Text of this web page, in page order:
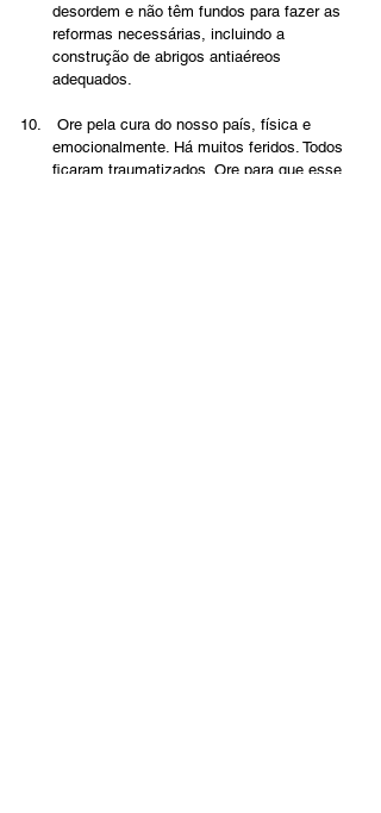
desordem e não têm fundos para fazer as
reformas necessárias, incluindo a
construção de abrigos antiaéreos
adequados.
Ore pela cura do nosso país, física e
emocionalmente. Há muitos feridos. Todos
ficaram traumatizados. Ore para que esse